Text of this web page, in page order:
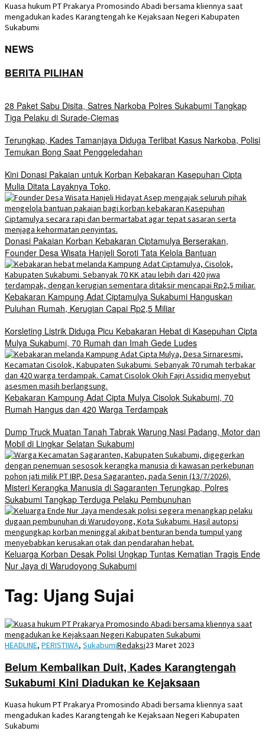
Kuasa hukum PT Prakarya Promosindo Abadi bersama kliennya saat
mengadukan kades Karangtengah ke Kejaksaan Negeri Kabupaten
Sukabumi
NEWS
BERITA PILIHAN
28 Paket Sabu Disita, Satres Narkoba Polres Sukabumi Tangkap
Tiga Pelaku di Surade-Ciemas
Terungkap, Kades Tamanjaya Diduga Terlibat Kasus Narkoba, Polisi
Temukan Bong Saat Penggeledahan
Kini Donasi Pakaian untuk Korban Kebakaran Kasepuhan Cipta
Mulia Ditata Layaknya Toko,
Donasi Pakaian Korban Kebakaran Ciptamulya Berserakan,
Founder Desa Wisata Hanjeli Soroti Tata Kelola Bantuan
Kebakaran Kampung Adat Ciptamulya Sukabumi Hanguskan
Puluhan Rumah, Kerugian Capai Rp2,5 Miliar
Korsleting Listrik Diduga Picu Kebakaran Hebat di Kasepuhan Cipta
Mulya Sukabumi, 70 Rumah dan Imah Gede Ludes
Kebakaran Kampung Adat Cipta Mulya Cisolok Sukabumi, 70
Rumah Hangus dan 420 Warga Terdampak
Dump Truck Muatan Tanah Tabrak Warung Nasi Padang, Motor dan
Mobil di Lingkar Selatan Sukabumi
Misteri Kerangka Manusia di Sagaranten Terungkap, Polres
Sukabumi Tangkap Terduga Pelaku Pembunuhan
Keluarga Korban Desak Polisi Ungkap Tuntas Kematian Tragis Ende
Nur Jaya di Warudoyong Sukabumi
Tag: Ujang Sujai
HEADLINE, PERISTIWA, SukabumiRedaksi23 Maret 2023
Belum Kembalikan Duit, Kades Karangtengah
Sukabumi Kini Diadukan ke Kejaksaan
Kuasa hukum PT Prakarya Promosindo Abadi bersama kliennya saat
mengadukan kades Karangtengah ke Kejaksaan Negeri Kabupaten
Sukabumi